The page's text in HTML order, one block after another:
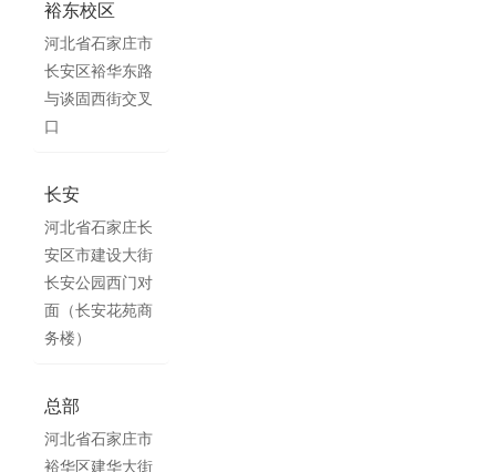
裕东校区
河北省石家庄市
长安区裕华东路
与谈固西街交叉
口
长安
河北省石家庄长
安区市建设大街
长安公园西门对
面（长安花苑商
务楼）
总部
河北省石家庄市
裕华区建华大街